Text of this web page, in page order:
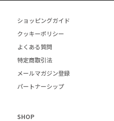
ショッピングガイド
クッキーポリシー
よくある質問
特定商取引法
メールマガジン登録
パートナーシップ
SHOP